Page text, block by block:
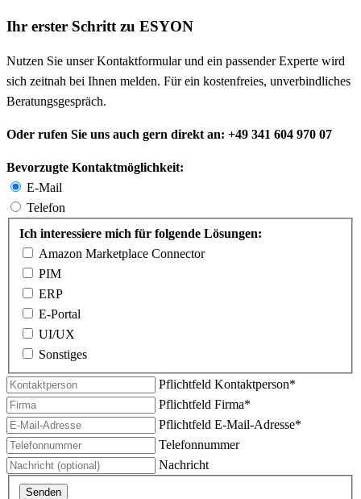
Ihr erster Schritt zu ESYON
Nutzen Sie unser Kontaktformular und ein passender Experte wird
sich zeitnah bei Ihnen melden. Für ein kostenfreies, unverbindliches
Beratungsgespräch.
Oder rufen Sie uns auch gern direkt an: +49 341 604 970 07
Bevorzugte Kontaktmöglichkeit:
E-Mail
Telefon
Ich interessiere mich für folgende Lösungen:
Amazon Marketplace Connector
PIM
ERP
E-Portal
UI/UX
Sonstiges
Pflichtfeld Kontaktperson*
Pflichtfeld Firma*
Pflichtfeld E-Mail-Adresse*
Telefonnummer
Nachricht
Senden